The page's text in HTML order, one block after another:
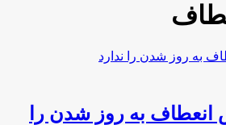
به روز شدن را